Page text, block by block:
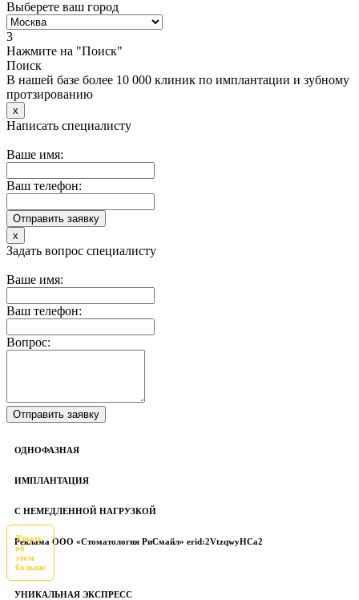
Выберете ваш город
3
Нажмите на "Поиск"
Поиск
В нашей базе более 10 000 клиник по имплантации и зубному
протзированию
x
Написать специалисту
Ваше имя:
Ваш телефон:
x
Задать вопрос специалисту
Ваше имя:
Ваш телефон:
Вопрос:
ОДНОФАЗНАЯ
ИМПЛАНТАЦИЯ
С НЕМЕДЛЕННОЙ НАГРУЗКОЙ
Реклама ООО «Стоматология РиСмайл» erid:2VtzqwyHCa2
Узнать
об
этом
больше
УНИКАЛЬНАЯ ЭКСПРЕСС